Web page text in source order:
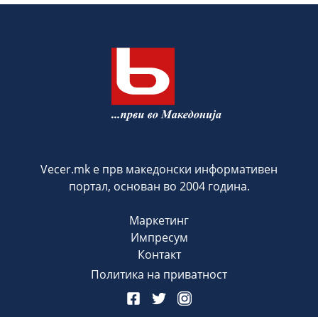
Vecer.mk е прв македонски информативен
портал, основан во 2004 година.
Маркетинг
Импресум
Контакт
Политика на приватност